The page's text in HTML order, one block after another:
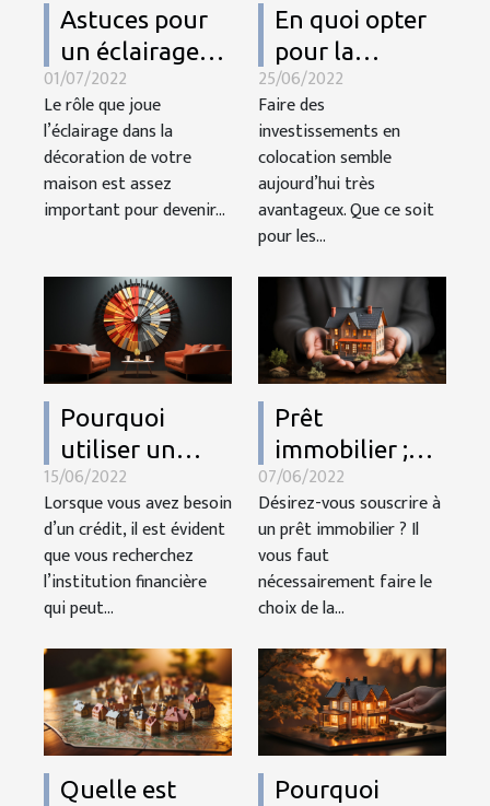
Astuces pour
un éclairage
extérieur de
design
01/07/2022
Le rôle que joue
l’éclairage dans la
décoration de votre
maison est assez
important pour devenir...
En quoi opter
pour la
colocation est-
elle très
avantageuse ?
25/06/2022
Faire des
investissements en
colocation semble
aujourd’hui très
avantageux. Que ce soit
pour les...
Pourquoi
utiliser un
comparateur
de crédit ?
15/06/2022
Lorsque vous avez besoin
d’un crédit, il est évident
que vous recherchez
l’institution financière
qui peut...
Prêt
immobilier ;
comment le
choisir ?
07/06/2022
Désirez-vous souscrire à
un prêt immobilier ? Il
vous faut
nécessairement faire le
choix de la...
Quelle est
Pourquoi